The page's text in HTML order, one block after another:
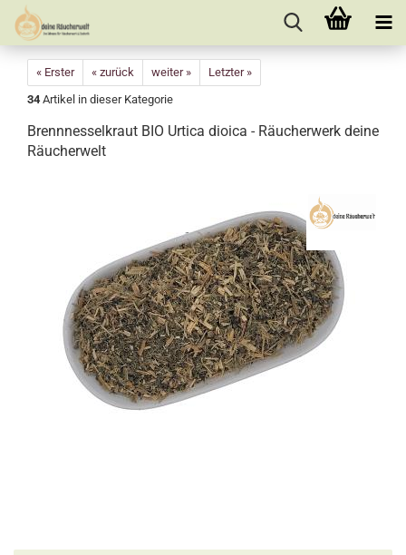
« Erster « zurück weiter »
Letzter »
34 Artikel in dieser Kategorie
Brennnesselkraut BIO Urtica dioica - Räucherwerk deine
Räucherwelt